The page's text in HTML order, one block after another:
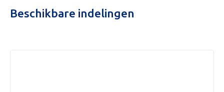
Beschikbare indelingen